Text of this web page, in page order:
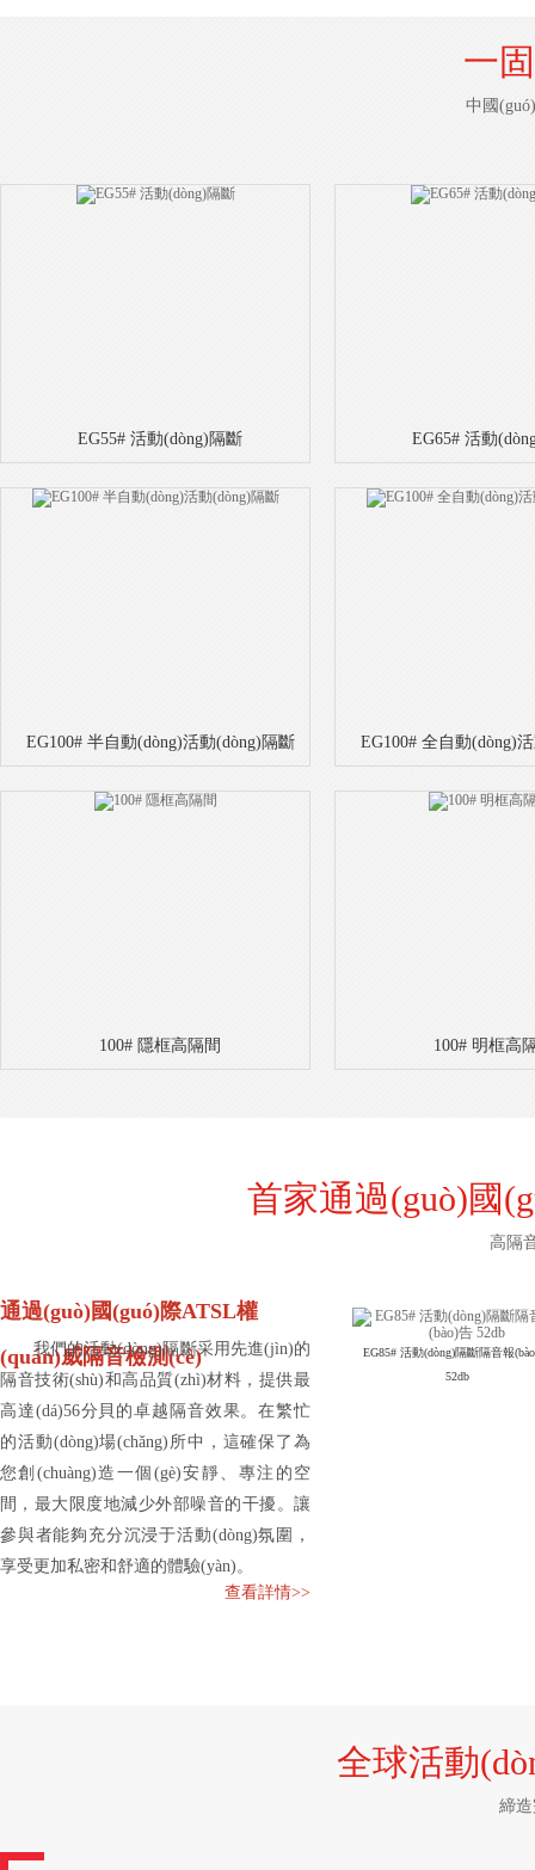
一
中國
EG55# 活動(dòng)隔斷 EG65# 活動
EG100# 半自動(dòng)活動(dòng)隔斷 EG100# 全自動(dòng)
100# 隱框高隔間 100# 明框高
首家通過(guò)國
高隔
通過(guò)國(guó)際ATSL權
(quán)威隔音檢測(cè)
我們的活動(dòng)隔斷采用先進(jìn)的
隔音技術(shù)和高品質(zhì)材料，提供最
高達(dá)56分貝的卓越隔音效果。在繁忙
的活動(dòng)場(chǎng)所中，這確保了為
您創(chuàng)造一個(gè)安靜、專注的空
間，最大限度地減少外部噪音的干擾。讓
參與者能夠充分沉浸于活動(dòng)氛圍，
享受更加私密和舒適的體驗(yàn)。
查看詳情>>
EG85# 活動(dòng)隔斷隔音報
52db
全球活動
締